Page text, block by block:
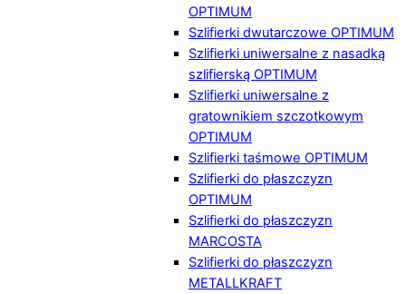
OPTIMUM
Szlifierki dwutarczowe OPTIMUM
Szlifierki uniwersalne z nasadką
szlifierską OPTIMUM
Szlifierki uniwersalne z
gratownikiem szczotkowym
OPTIMUM
Szlifierki taśmowe OPTIMUM
Szlifierki do płaszczyzn
OPTIMUM
Szlifierki do płaszczyzn
MARCOSTA
Szlifierki do płaszczyzn
METALLKRAFT